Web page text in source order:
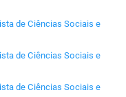
de Ciências Sociais e
de Ciências Sociais e
de Ciências Sociais e